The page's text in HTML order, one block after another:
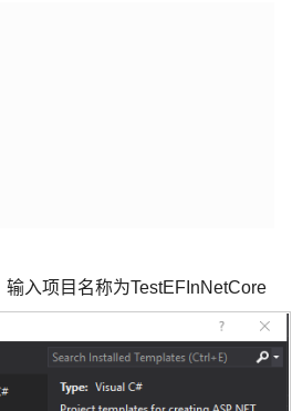
入项目名称为TestEFInNetCore